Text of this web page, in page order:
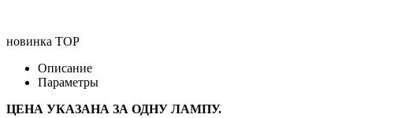
новинка TOP
Описание
Параметры
ЦЕНА УКАЗАНА ЗА ОДНУ ЛАМПУ.